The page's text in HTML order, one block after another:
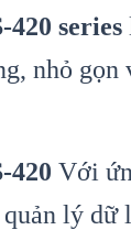
420 series
nhỏ gọn
420 Với
quản lý dữ